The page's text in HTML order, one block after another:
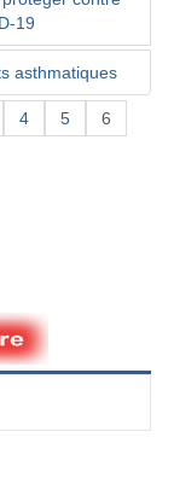
19
asthmatiques
4 5 6